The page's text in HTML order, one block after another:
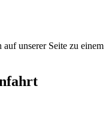
unserer Seite zu einem